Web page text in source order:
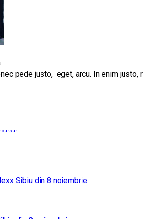
pede justo, eget, arcu. In enim